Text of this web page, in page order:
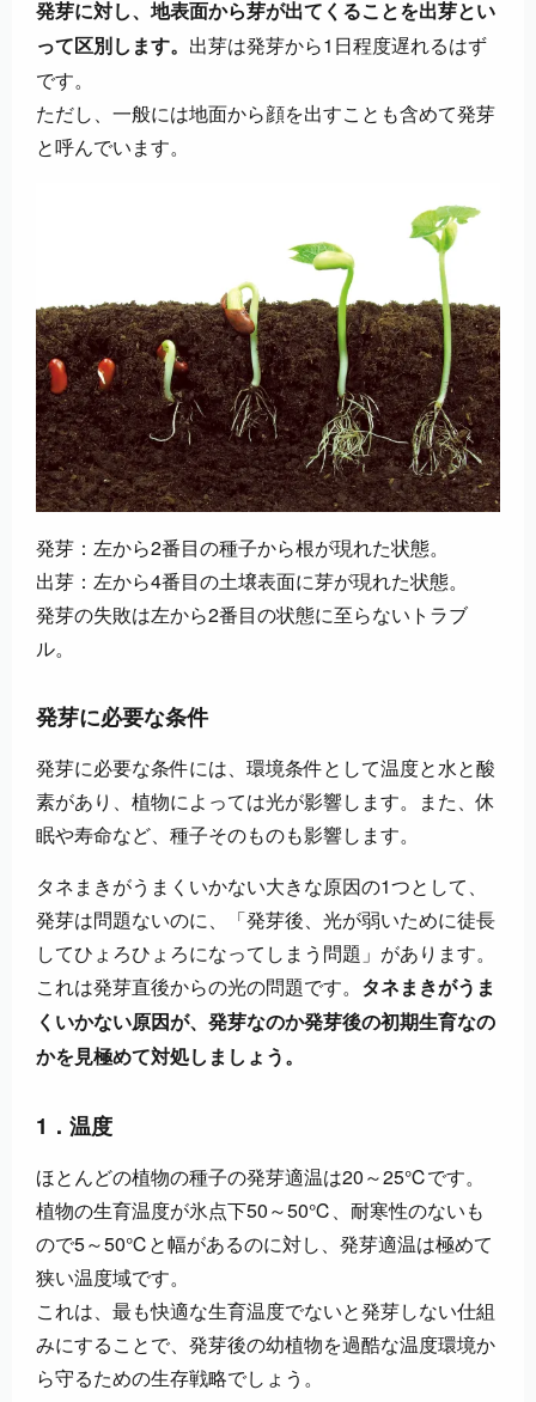
発芽に対し、地表面から芽が出てくることを出芽とい
って区別します。 出芽は発芽から1日程度遅れるはず
です。
ただし、一般には地面から顔を出すことも含めて発芽
と呼んでいます。
発芽：左から2番目の種子から根が現れた状態。
出芽：左から4番目の土壌表面に芽が現れた状態。
発芽の失敗は左から2番目の状態に至らないトラブ
ル。
発芽に必要な条件
発芽に必要な条件には、環境条件として温度と水と酸
素があり、植物によっては光が影響します。また、休
眠や寿命など、種子そのものも影響します。
タネまきがうまくいかない大きな原因の1つとして、
発芽は問題ないのに、「発芽後、光が弱いために徒長
してひょろひょろになってしまう問題」があります。
これは発芽直後からの光の問題です。
タネまきがうま
くいかない原因が、発芽なのか発芽後の初期生育なの
かを見極めて対処しましょう。
1．温度
ほとんどの植物の種子の発芽適温は20～25℃です。
植物の生育温度が氷点下50～50℃、耐寒性のないも
ので5～50℃と幅があるのに対し、発芽適温は極めて
狭い温度域です。
これは、最も快適な生育温度でないと発芽しない仕組
みにすることで、発芽後の幼植物を過酷な温度環境か
ら守るための生存戦略でしょう。